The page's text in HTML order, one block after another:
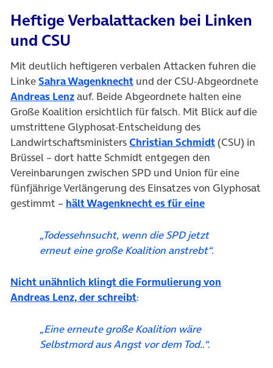
Heftige Verbalattacken bei Linken
und CSU
Mit deutlich heftigeren verbalen Attacken fuhren die
LinkeSahra Wagenknecht(öffnet in neuem Tab)
und der CSU-Abgeordnete
Andreas Lenz(öffnet in neuem Tab)
auf. Beide Abgeordnete halten eine
Große Koalition ersichtlich für falsch. Mit Blick auf die
umstrittene Glyphosat-Entscheidung des
LandwirtschaftsministersChristian Schmidt(öffnet in
(CSU) in
Brüssel – dort hatte Schmidt entgegen den
Vereinbarungen zwischen SPD und Union für eine
fünfjährige Verlängerung des Einsatzes von Glyphosat
gestimmt – hält Wagenknecht es für eine(öffnet in
„Todessehnsucht, wenn die SPD jetzt
erneut eine große Koalition anstrebt“.
Nicht unähnlich klingt die Formulierung von
Andreas Lenz, der schreibt(öffnet in neuem Tab)
:
„Eine erneute große Koalition wäre
Selbstmord aus Angst vor dem Tod..“.